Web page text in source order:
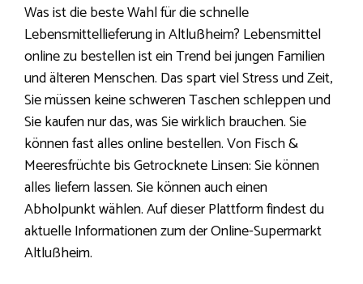
Was ist die beste Wahl für die schnelle
Lebensmittellieferung in Altlußheim? Lebensmittel
online zu bestellen ist ein Trend bei jungen Familien
und älteren Menschen. Das spart viel Stress und Zeit,
Sie müssen keine schweren Taschen schleppen und
Sie kaufen nur das, was Sie wirklich brauchen. Sie
können fast alles online bestellen. Von Fisch &
Meeresfrüchte bis Getrocknete Linsen: Sie können
alles liefern lassen. Sie können auch einen
Abholpunkt wählen. Auf dieser Plattform findest du
aktuelle Informationen zum der Online-Supermarkt
Altlußheim.